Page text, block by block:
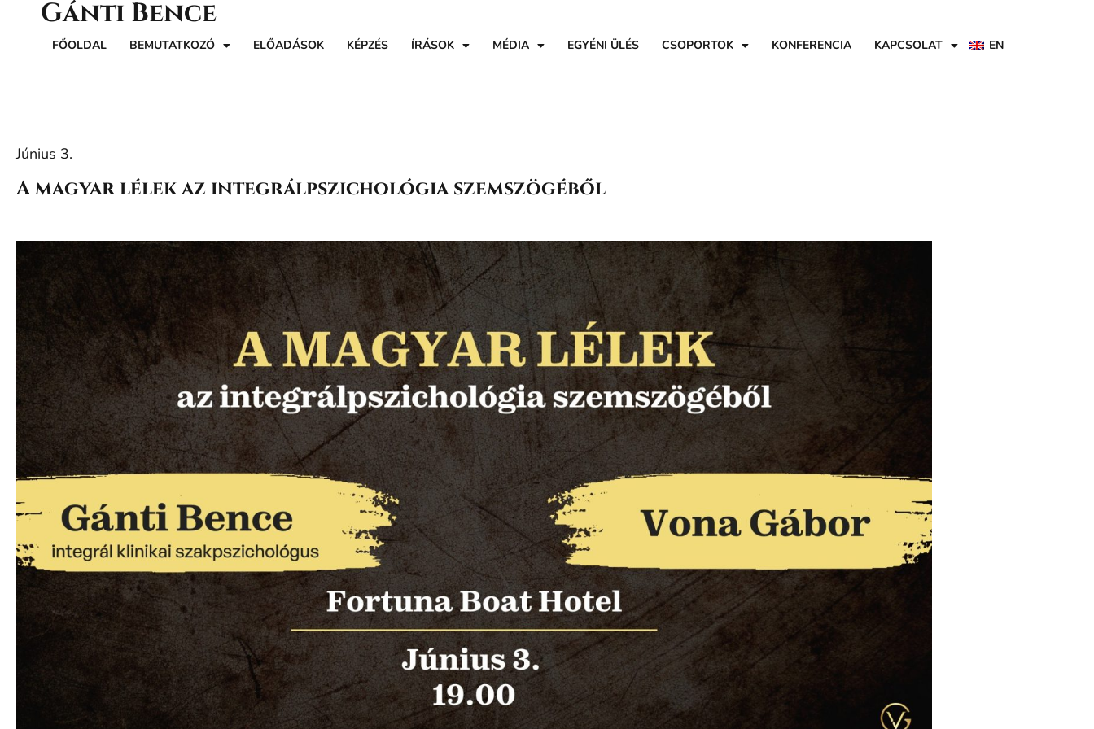
Gánti Bence
FŐOLDAL BEMUTATKOZÓ ELŐADÁSOK KÉPZÉS ÍRÁSOK MÉDIA EGYÉNI ÜLÉS CSOPORTOK KONFERENCIA KAPCSOLAT EN
Június 3.
A magyar lélek az integrálpszichológia szemszögéből